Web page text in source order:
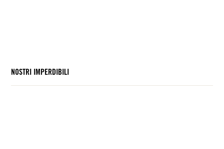
NOSTRI IMPERDIBILI